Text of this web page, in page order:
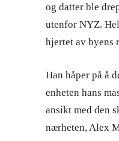
og datter ble
utenfor NYZ.
hjertet av byens
Han håper på å
enheten hans
ansikt med den
nærheten, Alex